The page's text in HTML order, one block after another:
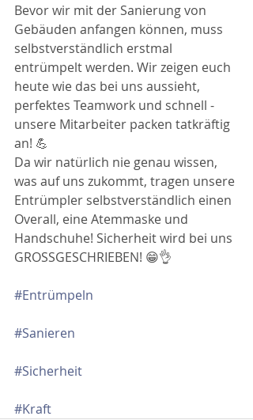
Bevor wir mit der Sanierung von
Gebäuden anfangen können, muss
selbstverständlich erstmal
entrümpelt werden. Wir zeigen euch
heute wie das bei uns aussieht,
perfektes Teamwork und schnell -
unsere Mitarbeiter packen tatkräftig
an! 💪
Da wir natürlich nie genau wissen,
was auf uns zukommt, tragen unsere
Entrümpler selbstverständlich einen
Overall, eine Atemmaske und
Handschuhe! Sicherheit wird bei uns
GROSSGESCHRIEBEN! 😁👌
#Entrümpeln
#Sanieren
#Sicherheit
#Kraft